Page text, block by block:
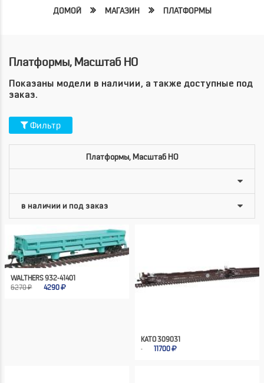
ДОМОЙ МАГАЗИН ПЛАТФОРМЫ
Платформы, Масштаб HO
Показаны модели в наличии, а также доступные под
заказ.
Фильтр
Платформы, Масштаб HO
WALTHERS 932-41401
6270 ₽
4290
KATO 309031
11700